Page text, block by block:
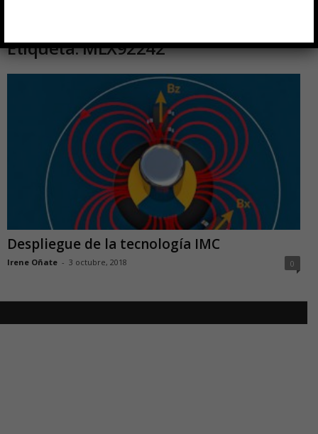
Etiqueta: MLX92242
Despliegue de la tecnología IMC
Irene Oñate - 3 octubre, 2018 0